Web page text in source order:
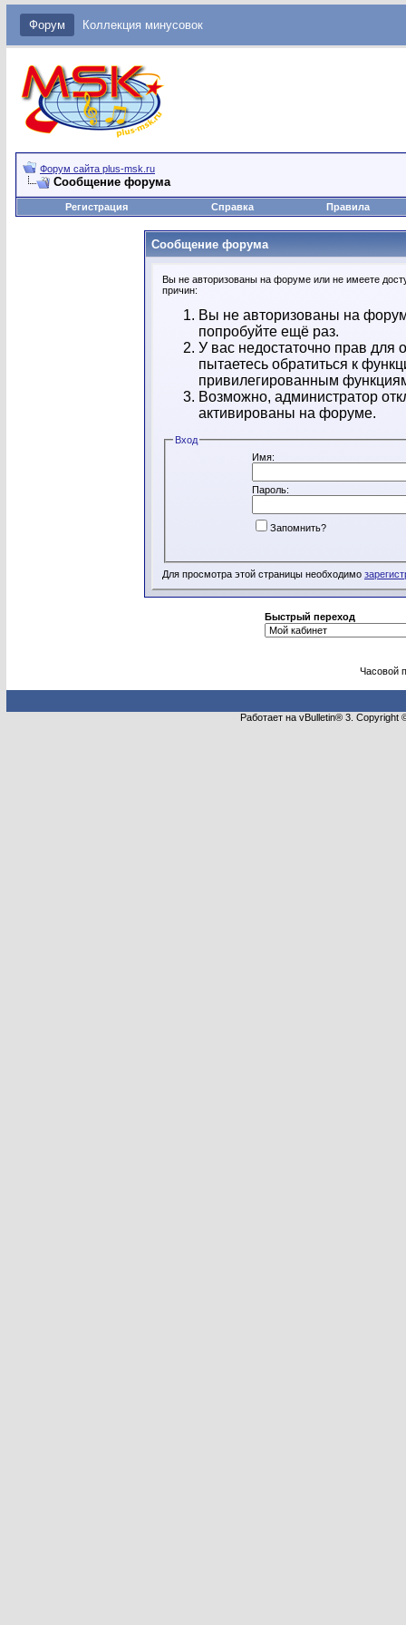
Форум Коллекция минусовок
Форум сайта plus-msk.ru
Сообщение форума
Регистрация Справка Правила
Сообщение форума
Вы не авторизованы на форуме или не имеете
причин:
Вы не авторизованы на
попробуйте ещё раз.
У вас недостаточно прав
пытаетесь обратиться к
привилегированным
Возможно, администратор
активированы на форуме.
Вход
Имя:
Пароль:
Запомнить?
Для просмотра этой страницы необходимо
Быстрый переход
Часовой
Работает на vBulletin® 3.